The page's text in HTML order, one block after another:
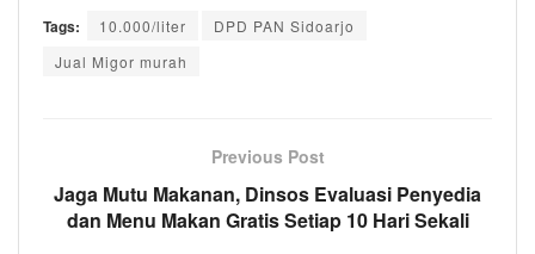
Tags: 10.000/liter
DPD PAN Sidoarjo
Jual Migor murah
Previous Post
Jaga Mutu Makanan, Dinsos Evaluasi Penyedia
dan Menu Makan Gratis Setiap 10 Hari Sekali